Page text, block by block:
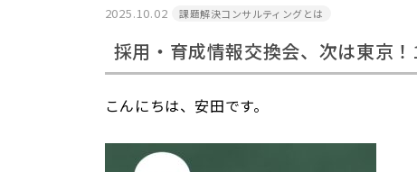
2025.10.02 課題解決コンサルティングとは
採用・育成情報交換会、次は東京
こんにちは、安田です。